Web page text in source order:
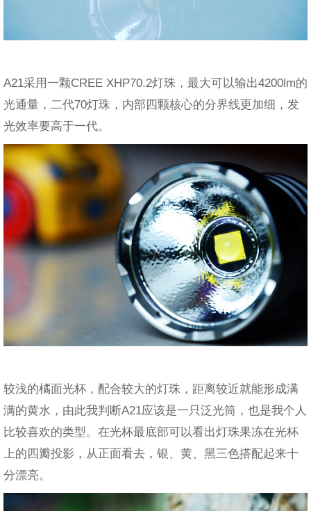
A21采用一颗CREE XHP70.2灯珠，最大可以输出4200lm的
光通量，二代70灯珠，内部四颗核心的分界线更加细，发
光效率要高于一代。
较浅的橘面光杯，配合较大的灯珠，距离较近就能形成满
满的黄水，由此我判断A21应该是一只泛光筒，也是我个人
比较喜欢的类型。在光杯最底部可以看出灯珠果冻在光杯
上的四瓣投影，从正面看去，银、黄、黑三色搭配起来十
分漂亮。